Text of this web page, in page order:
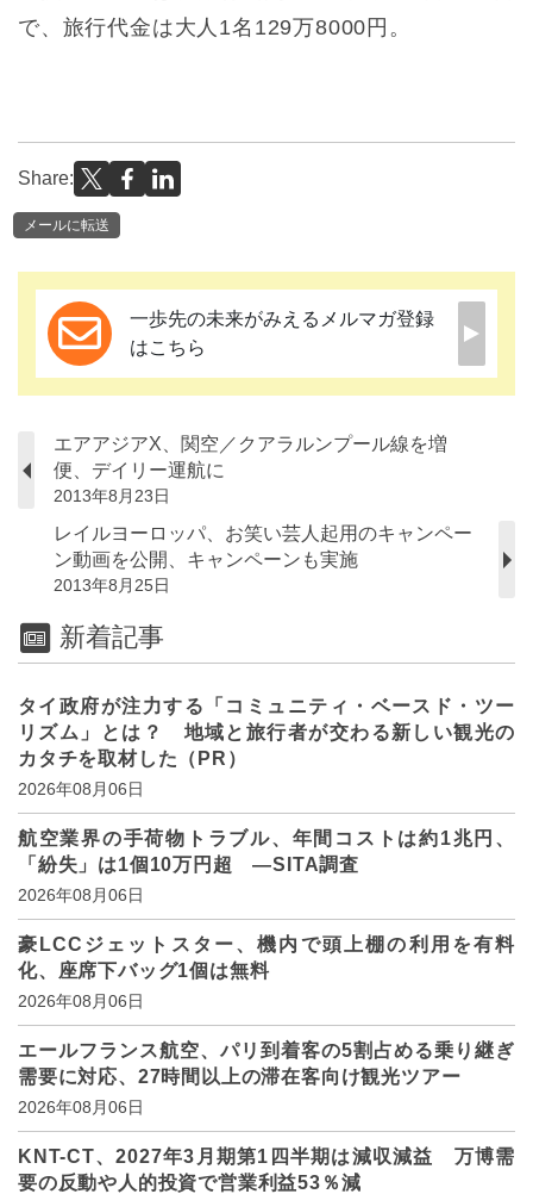
で、旅行代金は大人1名129万8000円。
Share:
メールに転送
一歩先の未来がみえるメルマガ登録
はこちら
エアアジアX、関空／クアラルンプール線を増
便、デイリー運航に
2013年8月23日
レイルヨーロッパ、お笑い芸人起用のキャンペー
ン動画を公開、キャンペーンも実施
2013年8月25日
新着記事
タイ政府が注力する「コミュニティ・ベースド・ツー
リズム」とは？ 地域と旅行者が交わる新しい観光の
カタチを取材した（PR）
2026年08月06日
航空業界の手荷物トラブル、年間コストは約1兆円、
「紛失」は1個10万円超 ―SITA調査
2026年08月06日
豪LCCジェットスター、機内で頭上棚の利用を有料
化、座席下バッグ1個は無料
2026年08月06日
エールフランス航空、パリ到着客の5割占める乗り継ぎ
需要に対応、27時間以上の滞在客向け観光ツアー
2026年08月06日
KNT-CT、2027年3月期第1四半期は減収減益 万博需
要の反動や人的投資で営業利益53％減